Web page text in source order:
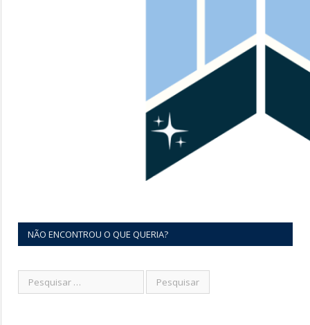
NÃO ENCONTROU O QUE QUERIA?